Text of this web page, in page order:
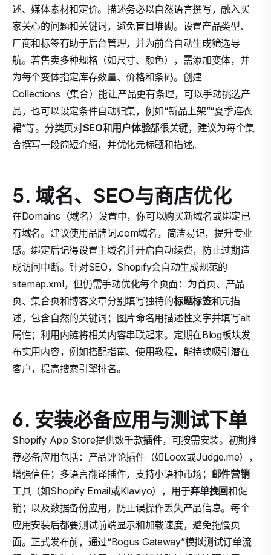
述、媒体素材和定价。描述务必以自然语言撰写，融入买
家关心的问题和关键词，避免盲目堆砌。设置产品类型、
厂商和标签有助于后台管理，并为前台自动生成筛选导
航。若售卖多种规格（如尺寸、颜色），需添加变体，并
为每个变体指定库存数量、价格和条码。创建
Collections（集合）能让产品更有条理，可以手动挑选产
品，也可以设定条件自动归集，例如“新品上架”“夏季连衣
裙”等。分类页对SEO和用户体验都很关键，建议为每个集
合撰写一段简短介绍，并优化元标题和描述。
5. 域名、SEO与商店优化
在Domains（域名）设置中，你可以购买新域名或绑定已
有域名。建议使用品牌词.com域名，简洁易记，提升专业
感。绑定后记得设置主域名并开启自动续费，防止过期造
成访问中断。针对SEO，Shopify会自动生成规范的
sitemap.xml，但仍需手动优化每个页面：为首页、产品
页、集合页和博客文章分别填写独特的标题标签和元描
述，包含自然的关键词；图片命名用描述性文字并填写alt
属性；利用内链将相关内容串联起来。定期在Blog板块发
布实用内容，例如搭配指南、使用教程，能持续吸引潜在
客户，提高搜索引擎排名。
6. 安装必备应用与测试下单
Shopify App Store提供数千款插件，可按需安装。初期推
荐必备应用包括：产品评论插件（如Loox或Judge.me），
增强信任；多语言翻译插件，支持小语种市场； 邮件营销
工具（如Shopify Email或Klaviyo），用于弃单挽回和促
销；以及数据备份应用，防止误操作丢失产品信息。每个
应用安装后都要测试前端显示和加载速度，避免拖慢页
面。正式发布前，通过“Bogus Gateway”模拟测试订单流